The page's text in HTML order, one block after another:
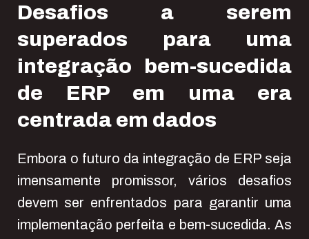
Desafios a serem
superados para uma
integração bem-sucedida
de ERP em uma era
centrada em dados
Embora o futuro da integração de ERP seja
imensamente promissor, vários desafios
devem ser enfrentados para garantir uma
implementação perfeita e bem-sucedida. As